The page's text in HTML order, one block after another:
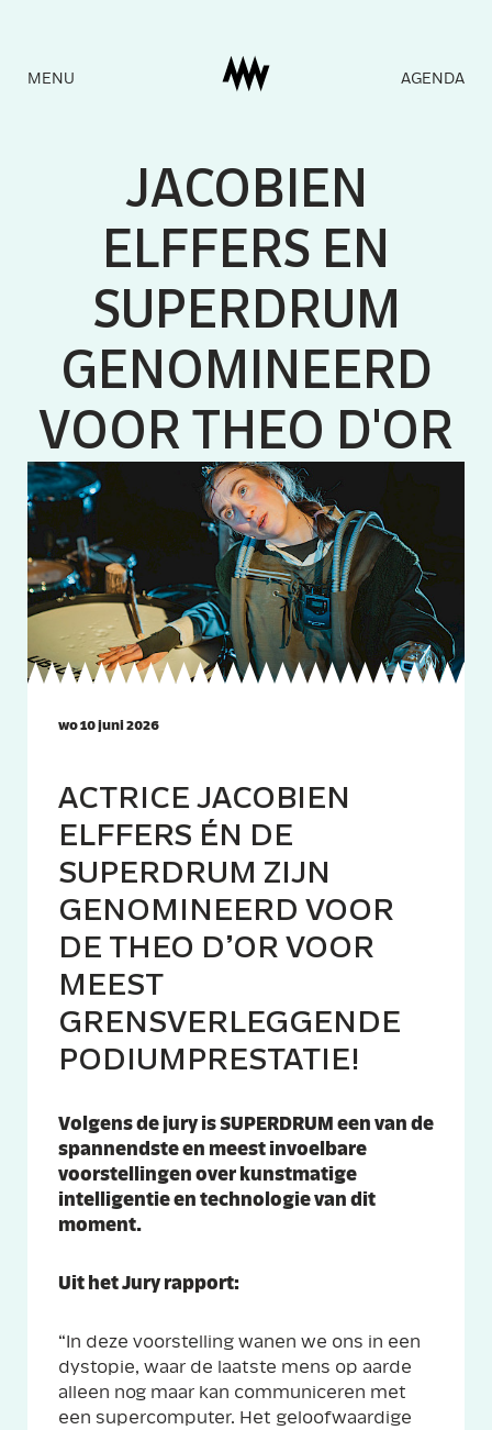
MENU
Naar
AGENDA
JACOBIEN
ELFFERS EN
SUPERDRUM
GENOMINEERD
VOOR THEO D'OR
wo 10 juni 2026
ACTRICE JACOBIEN
ELFFERS ÉN DE
SUPERDRUM ZIJN
GENOMINEERD VOOR
DE THEO D’OR VOOR
MEEST
GRENSVERLEGGENDE
PODIUMPRESTATIE!
Volgens de jury is SUPERDRUM een van de
spannendste en meest invoelbare
voorstellingen over kunstmatige
intelligentie en technologie van dit
moment.
Uit het Jury rapport:
“In deze voorstelling wanen we ons in een
dystopie, waar de laatste mens op aarde
alleen nog maar kan communiceren met
een supercomputer. Het geloofwaardige